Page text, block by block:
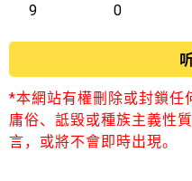
9 0
*本網站有權刪除或封鎖任
庸俗、詆毀或種族主義性
言，或將不會即時出現。